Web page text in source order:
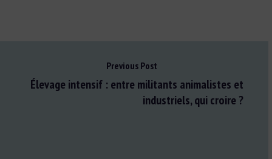
Previous Post
Élevage intensif : entre militants animalistes et
industriels, qui croire ?